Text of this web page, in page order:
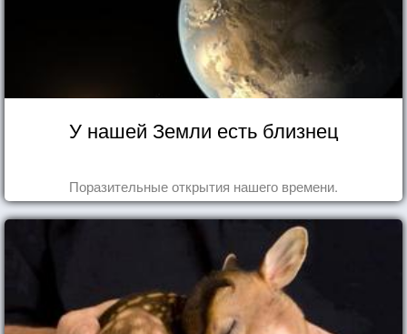
У нашей Земли есть близнец
Поразительные открытия нашего времени.